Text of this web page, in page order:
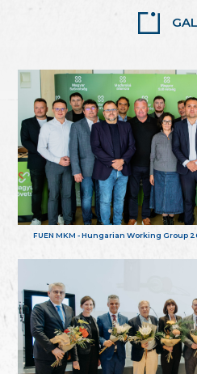
FUEN MKM - Hungarian Working Group